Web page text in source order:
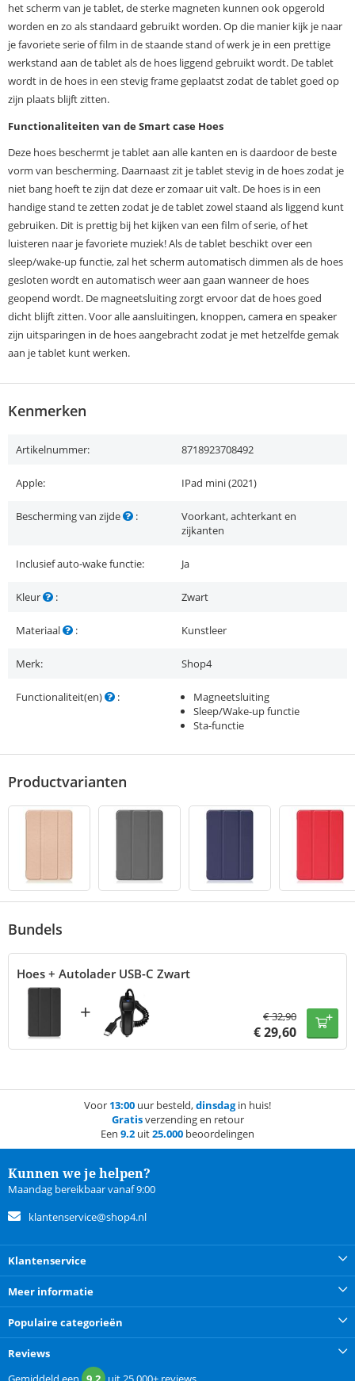
het scherm van je tablet, de sterke magneten kunnen ook opgerold
worden en zo als standaard gebruikt worden. Op die manier kijk je naar
je favoriete serie of film in de staande stand of werk je in een prettige
werkstand aan de tablet als de hoes liggend gebruikt wordt. De tablet
wordt in de hoes in een stevig frame geplaatst zodat de tablet goed op
zijn plaats blijft zitten.
Functionaliteiten van de Smart case Hoes
Deze hoes beschermt je tablet aan alle kanten en is daardoor de beste
vorm van bescherming. Daarnaast zit je tablet stevig in de hoes zodat je
niet bang hoeft te zijn dat deze er zomaar uit valt. De hoes is in een
handige stand te zetten zodat je de tablet zowel staand als liggend kunt
gebruiken. Dit is prettig bij het kijken van een film of serie, of het
luisteren naar je favoriete muziek! Als de tablet beschikt over een
sleep/wake-up functie, zal het scherm automatisch dimmen als de hoes
gesloten wordt en automatisch weer aan gaan wanneer de hoes
geopend wordt. De magneetsluiting zorgt ervoor dat de hoes goed
dicht blijft zitten. Voor alle aansluitingen, knoppen, camera en speaker
zijn uitsparingen in de hoes aangebracht zodat je met hetzelfde gemak
aan je tablet kunt werken.
Kenmerken
Artikelnummer: 8718923708492
Apple: IPad mini (2021)
Bescherming van zijde :
Voorkant, achterkant en
zijkanten
Inclusief auto-wake functie: Ja
Kleur : Zwart
Materiaal : Kunstleer
Merk: Shop4
Functionaliteit(en) :
Magneetsluiting
Sleep/Wake-up functie
Sta-functie
Productvarianten
Bundels
Hoes + Autolader USB-C Zwart
+ €32,90
€29,60
Voor 13:00 uur besteld,dinsdagin huis!
Gratisverzending en retour
Een 9.2 uit25.000 beoordelingen
Kunnen we je helpen?
Maandag bereikbaar vanaf 9:00
klantenservice@shop4.nl
Klantenservice
Meer informatie
Populaire categorieën
Reviews